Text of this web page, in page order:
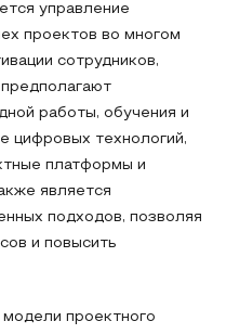
управление
проектов во многом
сотрудников,
работы, обучения и
цифровых технологий,
платформы и
является
подходов, позволяя
и повысить
проектного